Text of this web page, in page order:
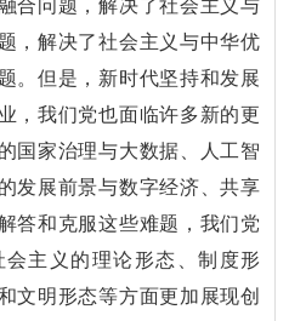
合问题，解决了社会主义与
，解决了社会主义与中华优
。但是，新时代坚持和发展
，我们党也面临许多新的更
国家治理与大数据、人工智
发展前景与数字经济、共享
答和克服这些难题，我们党
主义的理论形态、制度形
文明形态等方面更加展现创